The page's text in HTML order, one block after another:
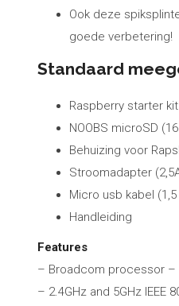
Ook deze
goede verbetering!
Standaard
Raspberry starter
NOOBS microSD
Behuizing voor
Stroomadapter
Micro usb kabel
Handleiding
Features
– Broadcom processor –
– 2.4GHz and 5GHz IEEE